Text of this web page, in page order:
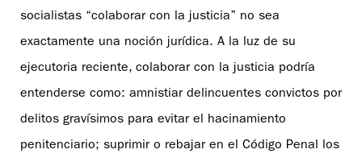
socialistas “colaborar con la justicia” no sea
exactamente una noción jurídica. A la luz de su
ejecutoria reciente, colaborar con la justicia podría
entenderse como: amnistiar delincuentes convictos por
delitos gravísimos para evitar el hacinamiento
penitenciario; suprimir o rebajar en el Código Penal los